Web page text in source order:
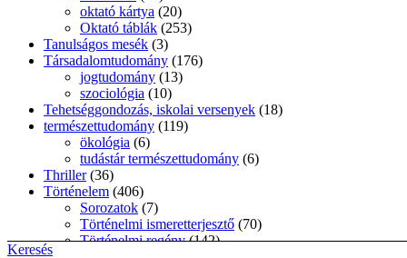
oktató kártya (20)
Oktató táblák (253)
Tanulságos mesék (3)
Társadalomtudomány (176)
jogtudomány (13)
szociológia (10)
Tehetséggondozás, iskolai versenyek (18)
természettudomány (119)
ökológia (6)
tudástár természettudomány (6)
Thriller (36)
Történelem (406)
Sorozatok (7)
Történelmi ismeretterjesztő (70)
Történelmi regény (142)
Keresés